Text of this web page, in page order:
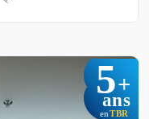
5+
ans
en TBR